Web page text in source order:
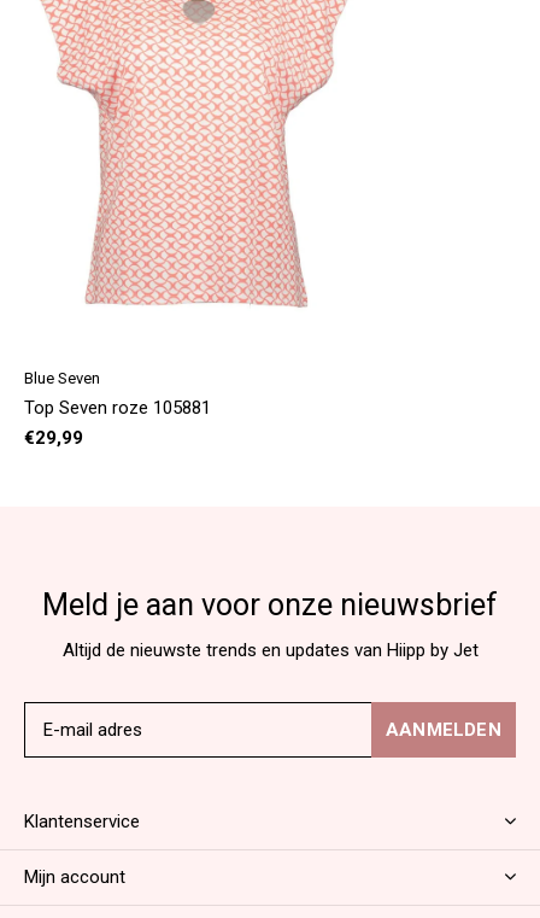
Blue Seven
Top Seven roze 105881
€29,99
Meld je aan voor onze nieuwsbrief
Altijd de nieuwste trends en updates van Hiipp by Jet
AANMELDEN
Klantenservice
Mijn account